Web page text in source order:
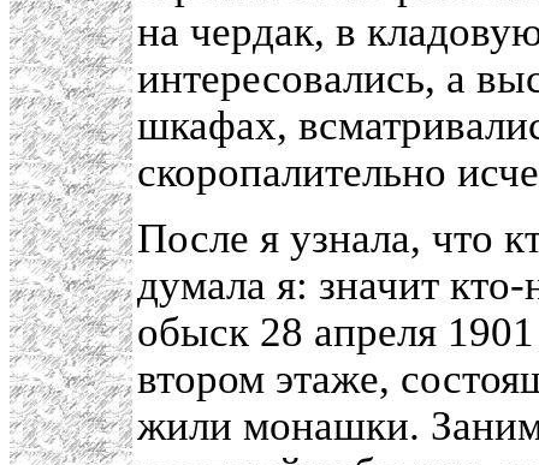
на чердак, в
интересовались, а
шкафах,
скоропалительно
После я узнала, что
думала я: значит
обыск 28 апреля
втором этаже,
жили монашки.